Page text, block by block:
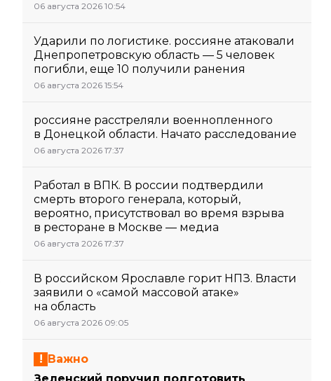
06 августа 2026 10:54
Ударили по логистике. россияне атаковали
Днепропетровскую область — 5 человек
погибли, еще 10 получили ранения
06 августа 2026 15:54
россияне расстреляли военнопленного
в Донецкой области. Начато расследование
06 августа 2026 17:37
Работал в ВПК. В россии подтвердили
смерть второго генерала, который,
вероятно, присутствовал во время взрыва
в ресторане в Москве — медиа
06 августа 2026 17:37
В российском Ярославле горит НПЗ. Власти
заявили о «самой массовой атаке»
на область
06 августа 2026 09:05
Важно